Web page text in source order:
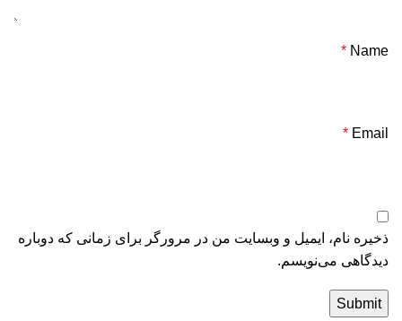
Name
*
Email
*
ذخیره نام، ایمیل و وبسایت من در مرورگر برای زمانی که دوباره
دیدگاهی می‌نویسم.